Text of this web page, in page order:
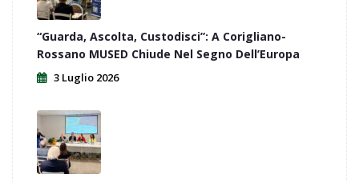
“Guarda, Ascolta, Custodisci”: A Corigliano-
Rossano MUSED Chiude Nel Segno Dell’Europa
3 Luglio 2026